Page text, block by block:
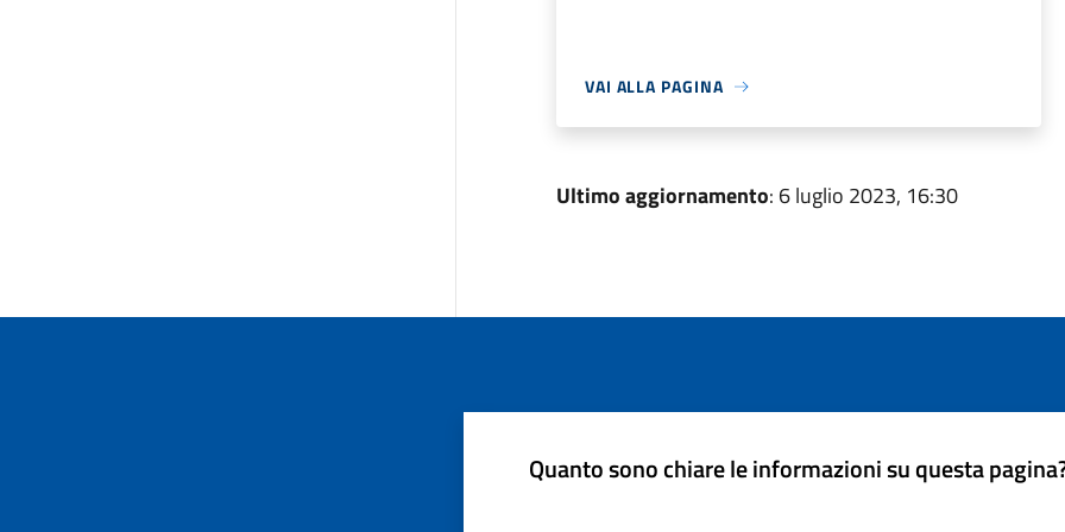
VAI ALLA PAGINA
Ultimo aggiornamento: 6 luglio 2023, 16:30
Quanto sono chiare le informazioni su questa